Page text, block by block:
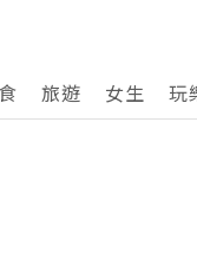
旅遊 女生 玩